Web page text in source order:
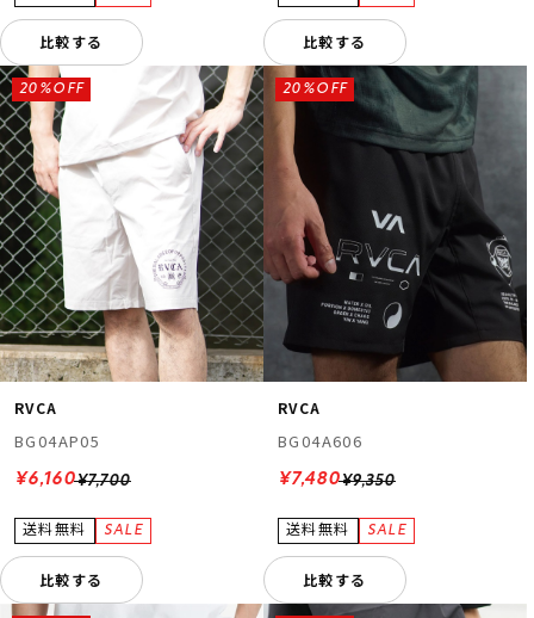
比較する 比較する
RVCA
BG04AP05
¥7,700
20%OFF
¥6,160
比較する
RVCA
BG04A606
¥9,350
20%OFF
¥7,480
比較する